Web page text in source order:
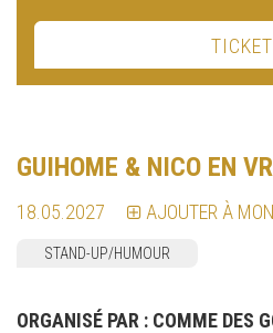
GUIHOME & NICO EN
18.05.2027 AJOUTER À
STAND-UP/HUMOUR
ORGANISÉ PAR : COMME DES